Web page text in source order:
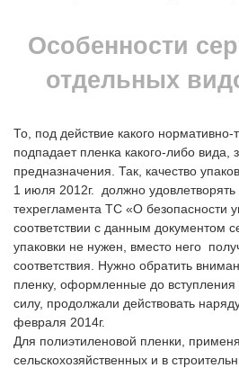
Особенности
отдельных
То, под действие какого нормативно-
подпадает пленка какого-либо вида,
предназначения. Так, качество
1 июля 2012г. должно
техрегламента ТС «О безопаcности
соответствии с данным документом
упаковки не нужен, вместо него
соответствия. Нужно обратить
пленку, оформленные до вступления
силу, продолжали действовать
февраля 2014г.
Для полиэтиленовой пленки,
сельскохозяйственных и в